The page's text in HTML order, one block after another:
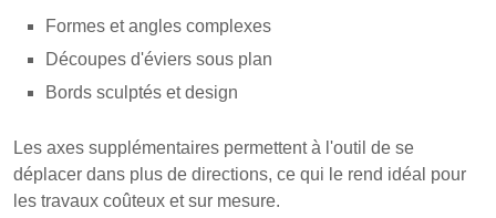
Formes et angles complexes
Découpes d'éviers sous plan
Bords sculptés et design
Les axes supplémentaires permettent à l'outil de se
déplacer dans plus de directions, ce qui le rend idéal pour
les travaux coûteux et sur mesure.